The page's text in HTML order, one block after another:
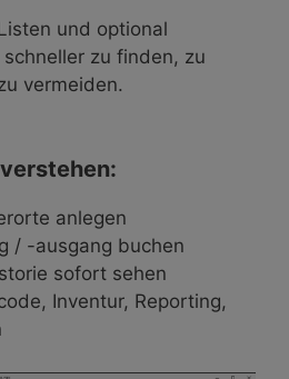
und optional
zu finden, zu
vermeiden.
anlegen
/ -ausgang buchen
sofort sehen
Inventur, Reporting,